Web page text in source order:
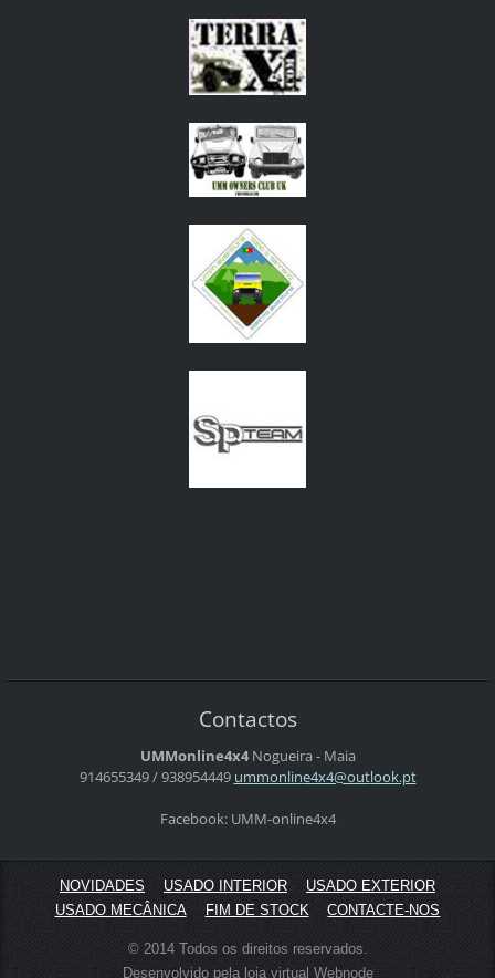
Contactos
UMMonline4x4 Nogueira - Maia
914655349 / 938954449 ummonline4x4@outlook.pt
Facebook: UMM-online4x4
NOVIDADES USADO INTERIOR
USADO EXTERIOR
USADO MECÂNICA
FIM DE STOCK CONTACTE-NOS
© 2014 Todos os direitos reservados.
Desenvolvido pela loja virtual Webnode